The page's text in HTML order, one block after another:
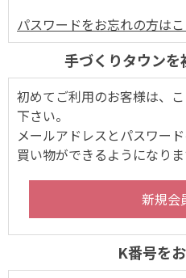
パスワードをお忘れの方は
手づくりタウン
初めてご利用のお客様は、
下さい。
メールアドレスとパスワー
買い物ができるようになりま
K番号を